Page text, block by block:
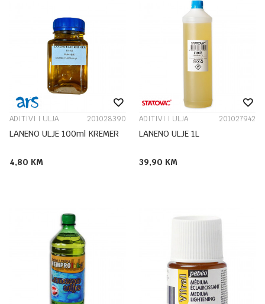
ADITIVI I ULJA 201028390
LANENO ULJE 100ml KREMER
4,80 KM
ADITIVI I ULJA 201027942
LANENO ULJE 1L
39,90 KM